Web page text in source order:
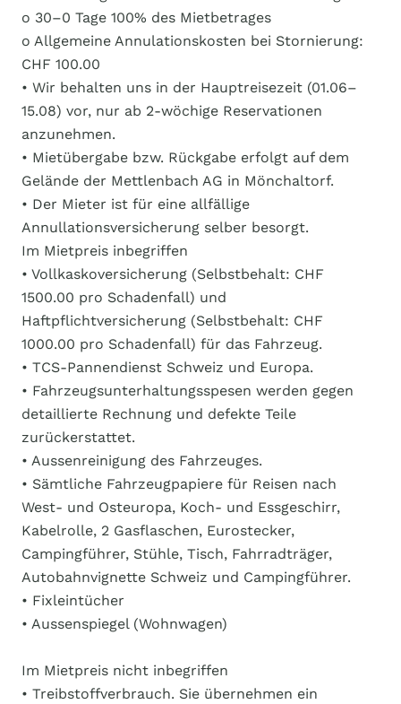
o 30–0 Tage 100% des Mietbetrages
o Allgemeine Annulationskosten bei Stornierung:
CHF 100.00
• Wir behalten uns in der Hauptreisezeit (01.06–
15.08) vor, nur ab 2-wöchige Reservationen
anzunehmen.
• Mietübergabe bzw. Rückgabe erfolgt auf dem
Gelände der Mettlenbach AG in Mönchaltorf.
• Der Mieter ist für eine allfällige
Annullationsversicherung selber besorgt.
Im Mietpreis inbegriffen
• Vollkaskoversicherung (Selbstbehalt: CHF
1500.00 pro Schadenfall) und
Haftpflichtversicherung (Selbstbehalt: CHF
1000.00 pro Schadenfall) für das Fahrzeug.
• TCS-Pannendienst Schweiz und Europa.
• Fahrzeugsunterhaltungsspesen werden gegen
detaillierte Rechnung und defekte Teile
zurückerstattet.
• Aussenreinigung des Fahrzeuges.
• Sämtliche Fahrzeugpapiere für Reisen nach
West- und Osteuropa, Koch- und Essgeschirr,
Kabelrolle, 2 Gasflaschen, Eurostecker,
Campingführer, Stühle, Tisch, Fahrradträger,
Autobahnvignette Schweiz und Campingführer.
• Fixleintücher
• Aussenspiegel (Wohnwagen)
Im Mietpreis nicht inbegriffen
• Treibstoffverbrauch. Sie übernehmen ein